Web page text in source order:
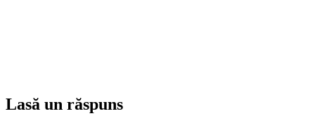
Lasă un răspuns